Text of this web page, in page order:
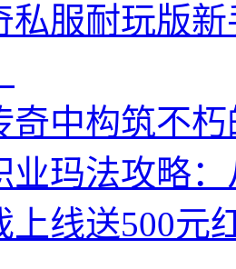
私服耐玩版
奇中构筑不
业玛法攻略
上线送500元